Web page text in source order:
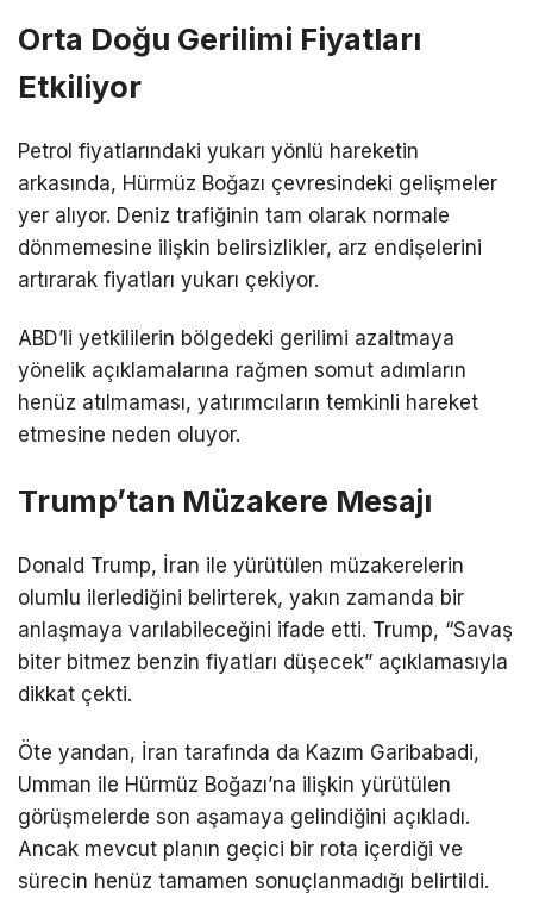
Orta Doğu Gerilimi Fiyatları
Etkiliyor
Petrol fiyatlarındaki yukarı yönlü hareketin
arkasında, Hürmüz Boğazı çevresindeki gelişmeler
yer alıyor. Deniz trafiğinin tam olarak normale
dönmemesine ilişkin belirsizlikler, arz endişelerini
artırarak fiyatları yukarı çekiyor.
ABD’li yetkililerin bölgedeki gerilimi azaltmaya
yönelik açıklamalarına rağmen somut adımların
henüz atılmaması, yatırımcıların temkinli hareket
etmesine neden oluyor.
Trump’tan Müzakere Mesajı
Donald Trump, İran ile yürütülen müzakerelerin
olumlu ilerlediğini belirterek, yakın zamanda bir
anlaşmaya varılabileceğini ifade etti. Trump, “Savaş
biter bitmez benzin fiyatları düşecek” açıklamasıyla
dikkat çekti.
Öte yandan, İran tarafında da Kazım Garibabadi,
Umman ile Hürmüz Boğazı’na ilişkin yürütülen
görüşmelerde son aşamaya gelindiğini açıkladı.
Ancak mevcut planın geçici bir rota içerdiği ve
sürecin henüz tamamen sonuçlanmadığı belirtildi.